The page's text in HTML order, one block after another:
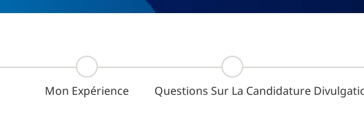
Mon Expérience Questions Sur La Candidature